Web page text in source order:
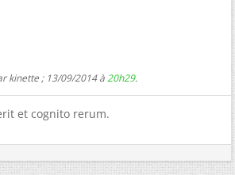
kinette ; 13/09/2014 à20h29.
et cognito rerum.